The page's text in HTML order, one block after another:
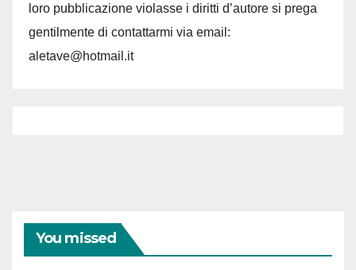
loro pubblicazione violasse i diritti d’autore si prega
gentilmente di contattarmi via email:
aletave@hotmail.it
You missed